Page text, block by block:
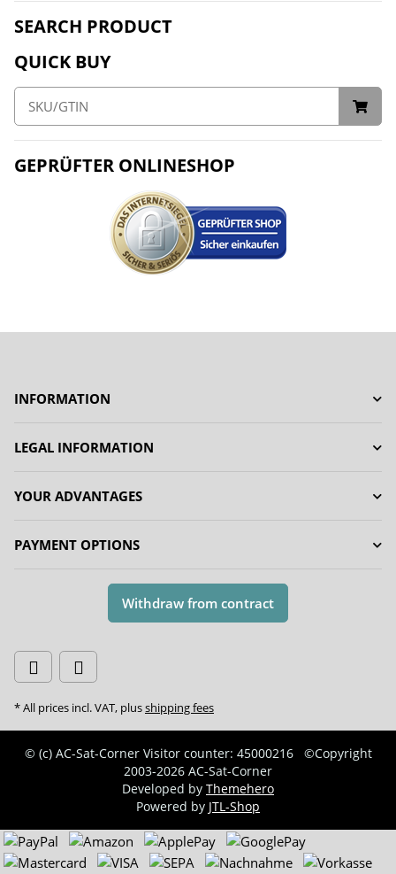
SEARCH PRODUCT
QUICK BUY
GEPRÜFTER ONLINESHOP
INFORMATION
LEGAL INFORMATION
YOUR ADVANTAGES
PAYMENT OPTIONS
Withdraw from contract
* All prices incl. VAT, plusshipping fees
© (c) AC-Sat-CornerVisitor counter: 45000216
©Copyright
2003-2026 AC-Sat-Corner
Developed by Themehero
Powered by JTL-Shop